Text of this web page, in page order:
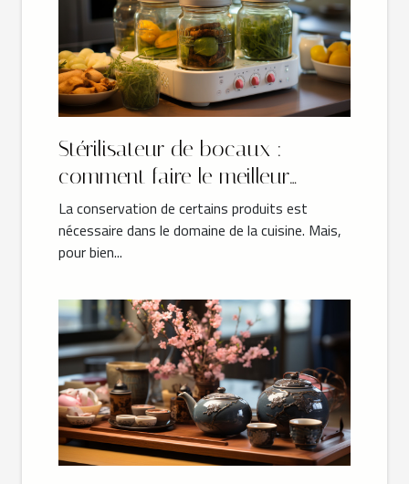
Stérilisateur de bocaux :
comment faire le meilleur
choix ?
La conservation de certains produits est
nécessaire dans le domaine de la cuisine. Mais,
pour bien...